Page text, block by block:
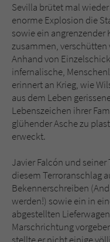
Sevilla brütet mal
enorme Explosion die
sowie ein angrenzender
zusammen, verschütten
Anhand von
infernalische,
erinnert an Krieg, wie
aus dem Leben
Lebenszeichen ihrer
glühender Asche zu
erweckt.
Javier Falcón und
diesem Terroranschlag
Bekennerschreiben
werden!) sowie ein in
abgestellten
Marschrichtung